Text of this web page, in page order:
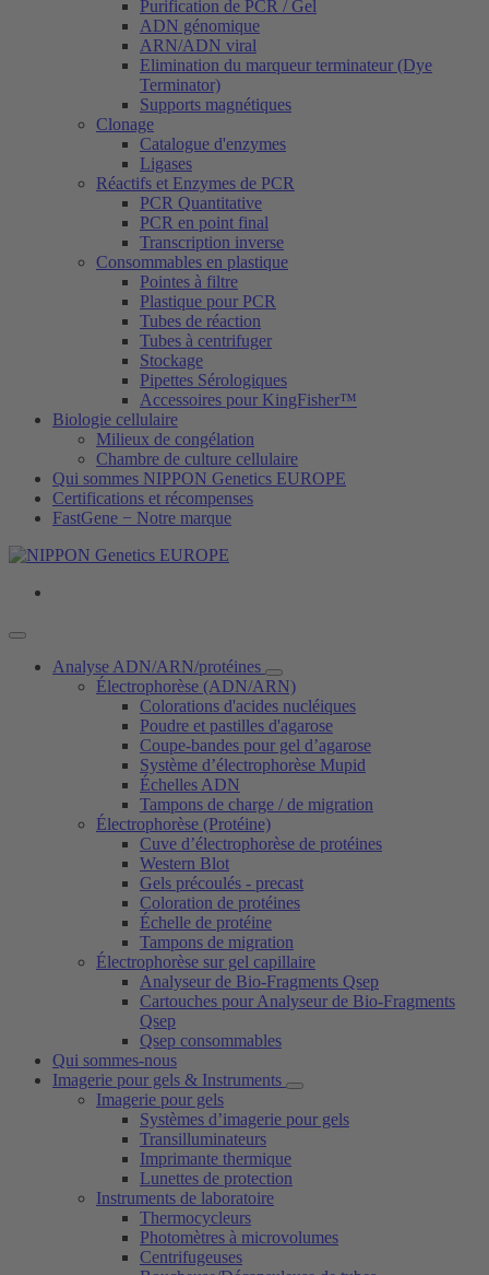
Purification de PCR / Gel
ADN génomique
ARN/ADN viral
Elimination du marqueur terminateur (Dye
Terminator)
Supports magnétiques
Clonage
Catalogue d'enzymes
Ligases
Réactifs et Enzymes de PCR
PCR Quantitative
PCR en point final
Transcription inverse
Consommables en plastique
Pointes à filtre
Plastique pour PCR
Tubes de réaction
Tubes à centrifuger
Stockage
Pipettes Sérologiques
Accessoires pour KingFisher™
Biologie cellulaire
Milieux de congélation
Chambre de culture cellulaire
Qui sommes NIPPON Genetics EUROPE
Certifications et récompenses
FastGene − Notre marque
Analyse ADN/ARN/protéines
Électrophorèse (ADN/ARN)
Colorations d'acides nucléiques
Poudre et pastilles d'agarose
Coupe-bandes pour gel d’agarose
Système d’électrophorèse Mupid
Échelles ADN
Tampons de charge / de migration
Électrophorèse (Protéine)
Cuve d’électrophorèse de protéines
Western Blot
Gels précoulés - precast
Coloration de protéines
Échelle de protéine
Tampons de migration
Électrophorèse sur gel capillaire
Analyseur de Bio-Fragments Qsep
Cartouches pour Analyseur de Bio-Fragments
Qsep
Qsep consommables
Qui sommes-nous
Imagerie pour gels & Instruments
Imagerie pour gels
Systèmes d’imagerie pour gels
Transilluminateurs
Imprimante thermique
Lunettes de protection
Instruments de laboratoire
Thermocycleurs
Photomètres à microvolumes
Centrifugeuses